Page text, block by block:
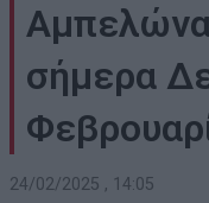
σήμερα
24/02/2025 , 14:05